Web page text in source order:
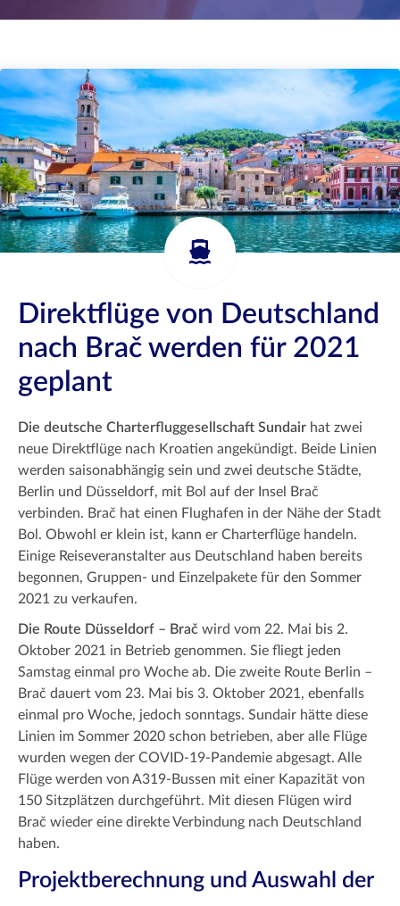
Direktflüge von Deutschland
nach Brač werden für 2021
geplant
Die deutsche Charterfluggesellschaft Sundair hat zwei
neue Direktflüge nach Kroatien angekündigt. Beide Linien
werden saisonabhängig sein und zwei deutsche Städte,
Berlin und Düsseldorf, mit Bol auf der Insel Brač
verbinden. Brač hat einen Flughafen in der Nähe der Stadt
Bol. Obwohl er klein ist, kann er Charterflüge handeln.
Einige Reiseveranstalter aus Deutschland haben bereits
begonnen, Gruppen- und Einzelpakete für den Sommer
2021 zu verkaufen.
Die Route Düsseldorf – Brač wird vom 22. Mai bis 2.
Oktober 2021 in Betrieb genommen. Sie fliegt jeden
Samstag einmal pro Woche ab. Die zweite Route Berlin –
Brač dauert vom 23. Mai bis 3. Oktober 2021, ebenfalls
einmal pro Woche, jedoch sonntags. Sundair hätte diese
Linien im Sommer 2020 schon betrieben, aber alle Flüge
wurden wegen der COVID-19-Pandemie abgesagt. Alle
Flüge werden von A319-Bussen mit einer Kapazität von
150 Sitzplätzen durchgeführt. Mit diesen Flügen wird
Brač wieder eine direkte Verbindung nach Deutschland
haben.
Projektberechnung und Auswahl der